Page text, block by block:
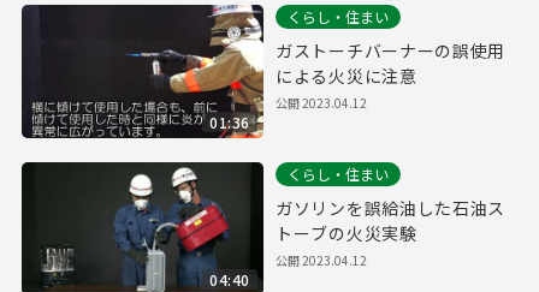
01:36
くらし・住まい
ガストーチバーナーの誤使用
による火災に注意
公開2023.04.12
04:40
くらし・住まい
ガソリンを誤給油した石油ス
トーブの火災実験
公開2023.04.12